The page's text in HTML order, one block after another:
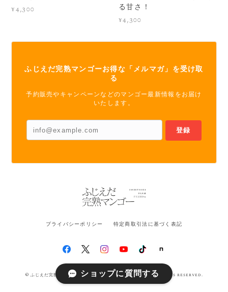
¥4,300
る甘さ！
¥4,300
ふじえだ完熟マンゴーお得な「メルマガ」を受け取
る
予約販売やキャンペーンなどのマンゴー最新情報をお届け
いたします。
登録
プライバシーポリシー 特定商取引法に基づく表記
© ふじえだ完熟マンゴー【通販】｜公式オンラインストア All rights reserved.
ショップに質問する